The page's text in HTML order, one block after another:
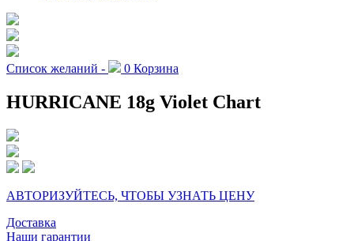
Список желаний - 0 Корзина
HURRICANE 18g Violet Chart
АВТОРИЗУЙТЕСЬ, ЧТОБЫ УЗНАТЬ ЦЕНУ
Доставка
Наши гарантии